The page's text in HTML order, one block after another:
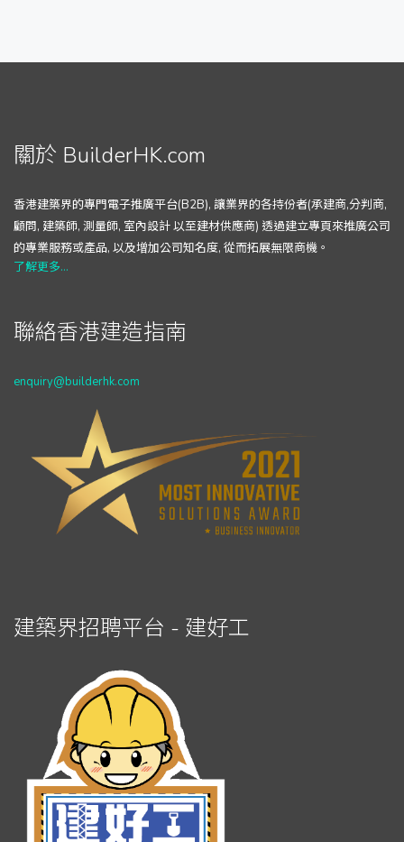
關於 BuilderHK.com
香港建築界的專門電子推廣平台(B2B), 讓業界的各持份者(承建商,分判商,
顧問, 建築師, 測量師, 室內設計 以至建材供應商) 透過建立專頁來推廣公司
的專業服務或產品, 以及增加公司知名度, 從而拓展無限商機。
了解更多...
聯絡香港建造指南
enquiry@builderhk.com
建築界招聘平台 - 建好工